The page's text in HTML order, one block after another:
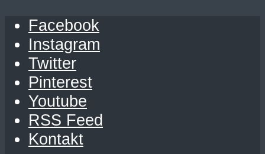
Facebook
Instagram
Twitter
Pinterest
Youtube
RSS Feed
Kontakt